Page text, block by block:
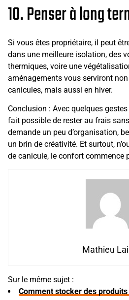
10. Penser à long
Si vous êtes propriétaire, il peut
dans une meilleure isolation, des
thermiques, voire une
aménagements vous serviront
canicules, mais aussi en hiver.
Conclusion : Avec quelques
fait possible de rester au frais
demande un peu d’organisation,
un brin de créativité. Et surtout,
de canicule, le confort commence
Mathieu
Sur le même sujet :
Comment stocker des